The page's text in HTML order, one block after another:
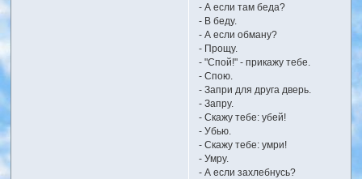
- А если там беда?
- В беду.
- А если обману?
- Прощу.
- "Спой!" - прикажу тебе.
- Спою.
- Запри для друга дверь.
- Запру.
- Скажу тебе: убей!
- Убью.
- Скажу тебе: умри!
- Умру.
- А если захлебнусь?